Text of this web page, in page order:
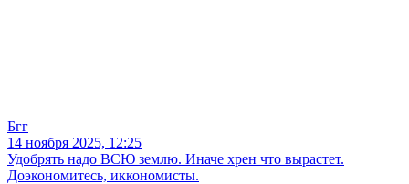
Бгг
14 ноября 2025, 12:25
Удобрять надо ВСЮ землю. Иначе хрен что вырастет.
Доэкономитесь, иккономисты.